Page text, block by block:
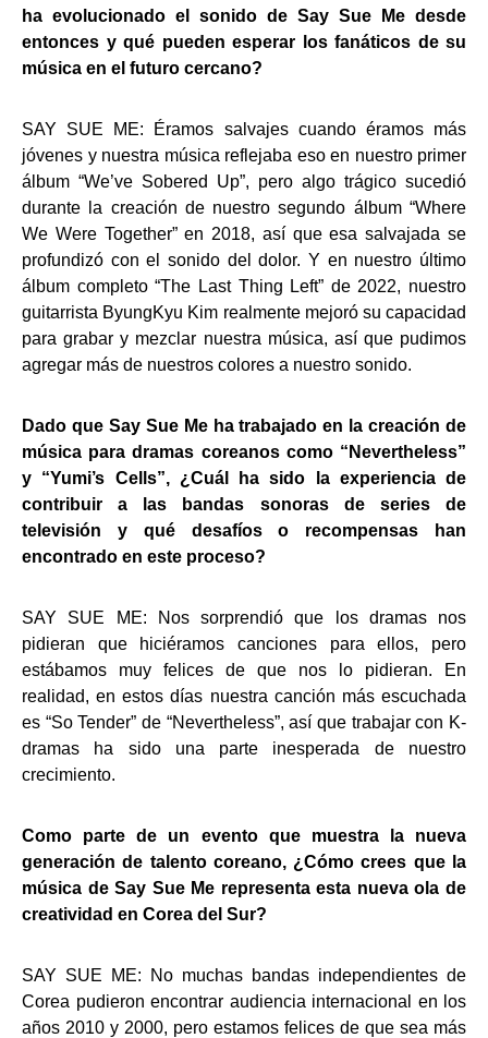
ha evolucionado el sonido de Say Sue Me desde
entonces y qué pueden esperar los fanáticos de su
música en el futuro cercano?
SAY SUE ME: Éramos salvajes cuando éramos más
jóvenes y nuestra música reflejaba eso en nuestro primer
álbum “We’ve Sobered Up”, pero algo trágico sucedió
durante la creación de nuestro segundo álbum “Where
We Were Together” en 2018, así que esa salvajada se
profundizó con el sonido del dolor. Y en nuestro último
álbum completo “The Last Thing Left” de 2022, nuestro
guitarrista ByungKyu Kim realmente mejoró su capacidad
para grabar y mezclar nuestra música, así que pudimos
agregar más de nuestros colores a nuestro sonido.
Dado que Say Sue Me ha trabajado en la creación de
música para dramas coreanos como “Nevertheless”
y “Yumi’s Cells”, ¿Cuál ha sido la experiencia de
contribuir a las bandas sonoras de series de
televisión y qué desafíos o recompensas han
encontrado en este proceso?
SAY SUE ME: Nos sorprendió que los dramas nos
pidieran que hiciéramos canciones para ellos, pero
estábamos muy felices de que nos lo pidieran. En
realidad, en estos días nuestra canción más escuchada
es “So Tender” de “Nevertheless”, así que trabajar con K-
dramas ha sido una parte inesperada de nuestro
crecimiento.
Como parte de un evento que muestra la nueva
generación de talento coreano, ¿Cómo crees que la
música de Say Sue Me representa esta nueva ola de
creatividad en Corea del Sur?
SAY SUE ME: No muchas bandas independientes de
Corea pudieron encontrar audiencia internacional en los
años 2010 y 2000, pero estamos felices de que sea más